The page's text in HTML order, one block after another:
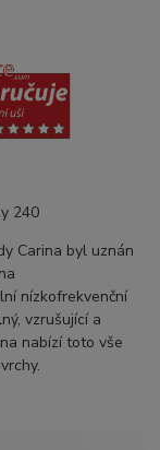
240
Carina byl uznán
nízkofrekvenční
vzrušující a
nabízí toto vše